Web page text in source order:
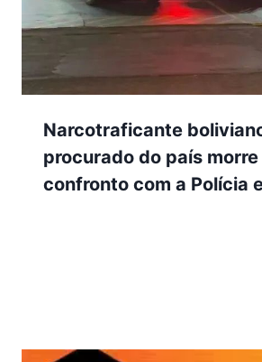
Narcotraficante
procurado do país morre
confronto com a Polícia